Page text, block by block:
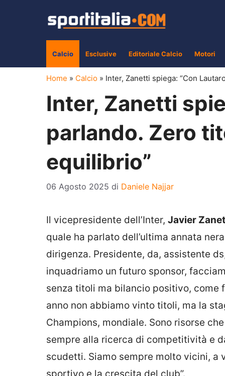
Calcio Esclusive Editoriale Calcio Motori
Home » Calcio » Inter, Zanetti spiega: “Con
Inter, Zanetti
parlando. Zero
equilibrio”
06 Agosto 2025 di Daniele Najjar
Il vicepresidente dell’Inter, Javier
quale ha parlato dell’ultima annata
dirigenza. Presidente, da, assistente
inquadriamo un futuro sponsor,
senza titoli ma bilancio positivo, come
anno non abbiamo vinto titoli, ma la
Champions, mondiale. Sono risorse
sempre alla ricerca di competitività e
scudetti. Siamo sempre molto vicini, a